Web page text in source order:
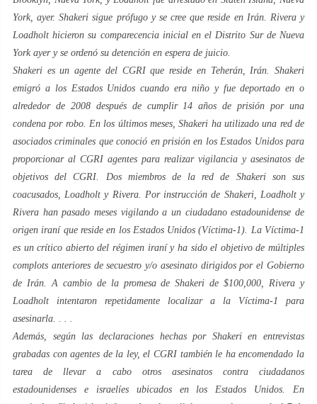
York, ayer. Shakeri sigue prófugo y se cree que reside en Irán. Rivera y
Loadholt hicieron su comparecencia inicial en el Distrito Sur de Nueva
York ayer y se ordenó su detención en espera de juicio.
Shakeri es un agente del CGRI que reside en Teherán, Irán. Shakeri
emigró a los Estados Unidos cuando era niño y fue deportado en o
alrededor de 2008 después de cumplir 14 años de prisión por una
condena por robo. En los últimos meses, Shakeri ha utilizado una red de
asociados criminales que conoció en prisión en los Estados Unidos para
proporcionar al CGRI agentes para realizar vigilancia y asesinatos de
objetivos del CGRI. Dos miembros de la red de Shakeri son sus
coacusados, Loadholt y Rivera. Por instrucción de Shakeri, Loadholt y
Rivera han pasado meses vigilando a un ciudadano estadounidense de
origen iraní que reside en los Estados Unidos (Víctima-1). La Víctima-1
es un crítico abierto del régimen iraní y ha sido el objetivo de múltiples
complots anteriores de secuestro y/o asesinato dirigidos por el Gobierno
de Irán. A cambio de la promesa de Shakeri de $100,000, Rivera y
Loadholt intentaron repetidamente localizar a la Víctima-1 para
asesinarla. . . .
Además, según las declaraciones hechas por Shakeri en entrevistas
grabadas con agentes de la ley, el CGRI también le ha encomendado la
tarea de llevar a cabo otros asesinatos contra ciudadanos
estadounidenses e israelíes ubicados en los Estados Unidos. En